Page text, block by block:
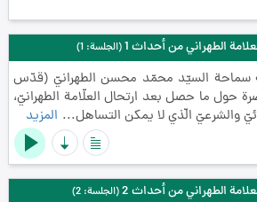
الطهراني من أحداث 1 (الجلسة: 1)
سماحة السيّد محمّد محسن الطهرانيّ (قدّس
حول ما حصل بعد ارتحال العلّامة الطهرانيّ،
والشرعيّ الّذي لا يمكن التساهل... المزيد
الطهراني من أحداث 2 (الجلسة: 2)